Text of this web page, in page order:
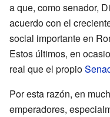
a que, como senador,
acuerdo con el
social importante en
Estos últimos, en
real que el propio
Por esta razón, en
emperadores,